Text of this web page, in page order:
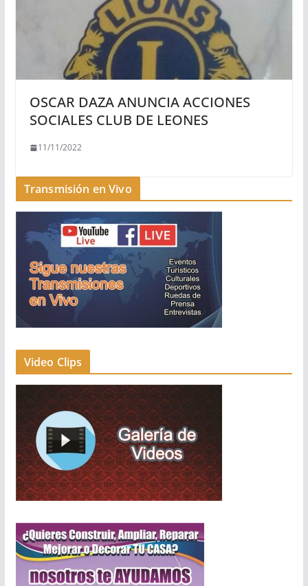
OSCAR DAZA ANUNCIA ACCIONES
SOCIALES CLUB DE LEONES
11/11/2022
Transmisión en Vivo
Video Clips